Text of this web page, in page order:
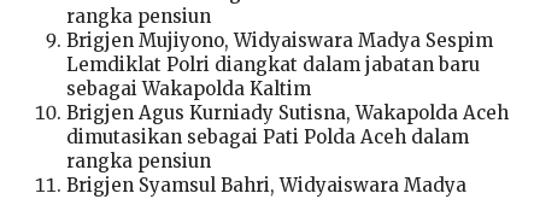
rangka pensiun
Brigjen Mujiyono, Widyaiswara Madya Sespim
Lemdiklat Polri diangkat dalam jabatan baru
sebagai Wakapolda Kaltim
Brigjen Agus Kurniady Sutisna, Wakapolda Aceh
dimutasikan sebagai Pati Polda Aceh dalam
rangka pensiun
Brigjen Syamsul Bahri, Widyaiswara Madya